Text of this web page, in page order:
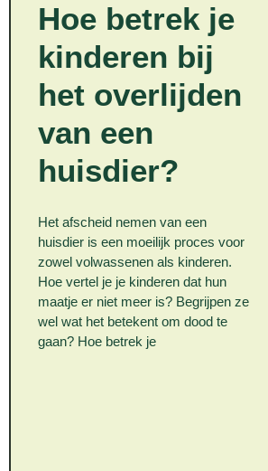
Hoe betrek je
kinderen bij
het overlijden
van een
huisdier?
Het afscheid nemen van een
huisdier is een moeilijk proces voor
zowel volwassenen als kinderen.
Hoe vertel je je kinderen dat hun
maatje er niet meer is? Begrijpen ze
wel wat het betekent om dood te
gaan? Hoe betrek je